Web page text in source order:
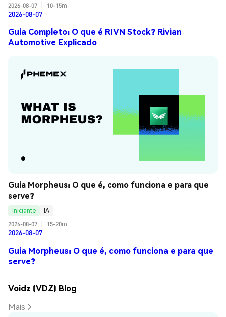
2026-08-07
10-15m
2026-08-07
Guia Completo: O que é RIVN Stock? Rivian
Automotive Explicado
Guia Morpheus: O que é, como funciona e para que
serve?
Iniciante
IA
2026-08-07
15-20m
2026-08-07
Guia Morpheus: O que é, como funciona e para que
serve?
Voidz (VDZ) Blog
Mais